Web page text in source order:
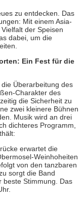
zu entdecken. Das
Mit einem Asia-
der Speisen
dabei, um die
Ein Fest für die
Überarbeitung des
Charakter des
die Sicherheit zu
zwei kleinere Bühnen
Musik wird an drei
dichteres Programm,
erwartet die
Weinhoheiten
von den tanzbaren
sorgt die Band
beste Stimmung. Das